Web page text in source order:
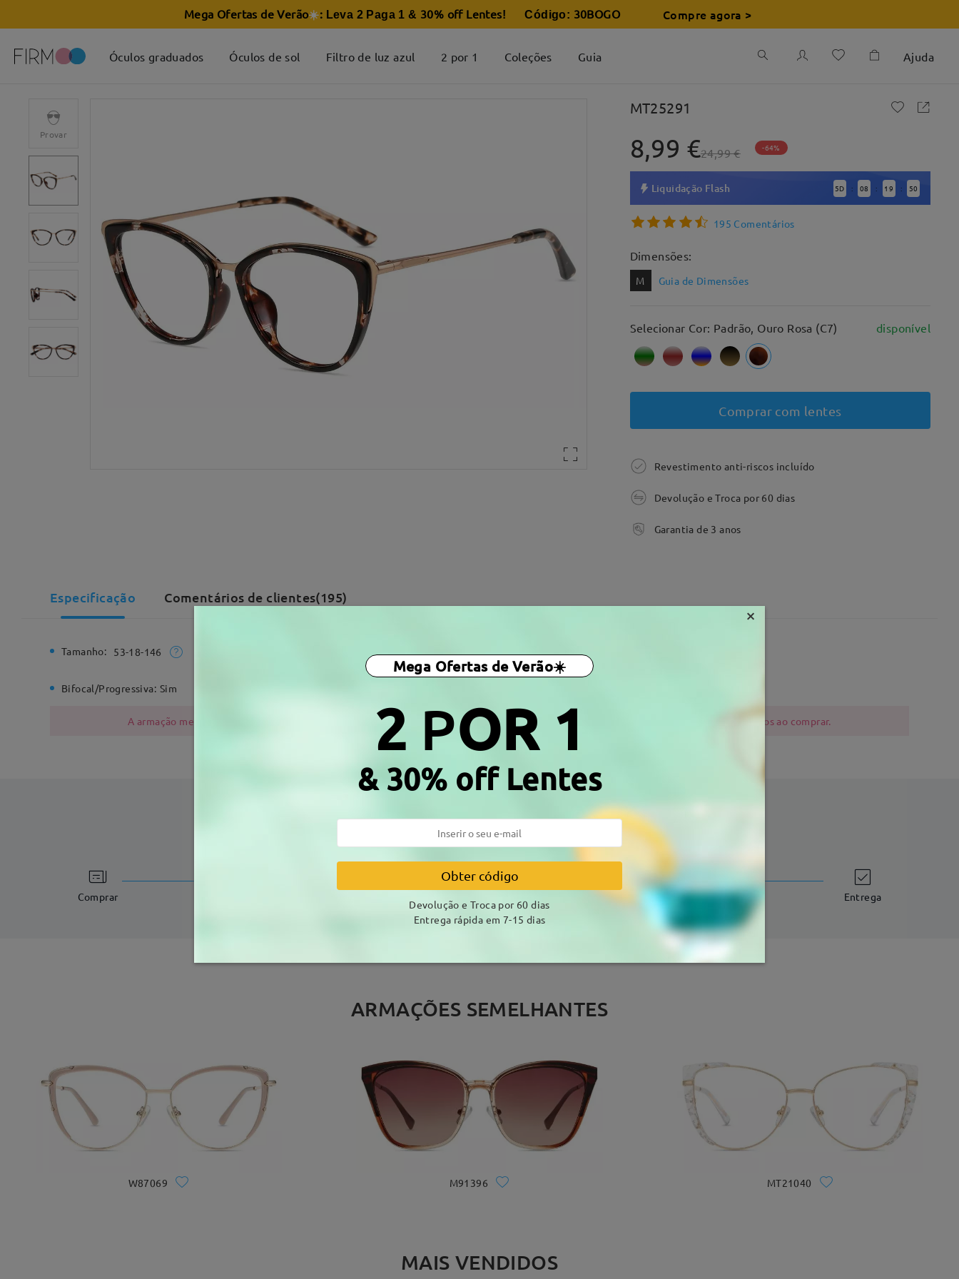
Mega Ofertas de Verão☀️: Leva 2 Paga 1 & 30% off Lentes! Código: 30BOGO Compre agora >
Óculos graduados Óculos de sol Filtro de luz azul 2 por 1 Coleções Guia Ajuda
Provar
MT25291
8,99 €24,99 € -64%
Liquidação Flash 5D : 08 : 19 : 49
195 Comentários
Dimensões:
M Guia de Dimensões
Selecionar Cor: Padrão, Ouro Rosa (C7) disponível
Comprar com lentes
Revestimento anti-riscos incluído
Devolução e Troca por 60 dias
Garantia de 3 anos
Especificação Comentários de clientes(195)
Tamanho: 53-18-146
Bifocal/Progressiva: Sim
A armação metálica contém níquel devido ao processo de produção. Os clientes com histórico de alergia ao níquel devem ser cautelosos ao comprar.
DELIVERY
Comprar detalhes
tempo de envio
7-15 dias úteis detalhes Entrega
ARMAÇÕES SEMELHANTES
W87069 M91396 MT21040
MAIS VENDIDOS
×
Mega Ofertas de Verão☀️
2 POR 1
& 30% off Lentes
Obter código
Devolução e Troca por 60 dias
Entrega rápida em 7-15 dias